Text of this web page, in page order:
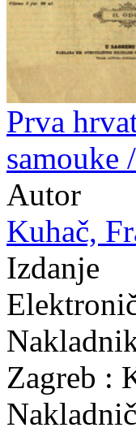
Prva
samouke
Autor
Kuhač,
Izdanje
Zagreb :